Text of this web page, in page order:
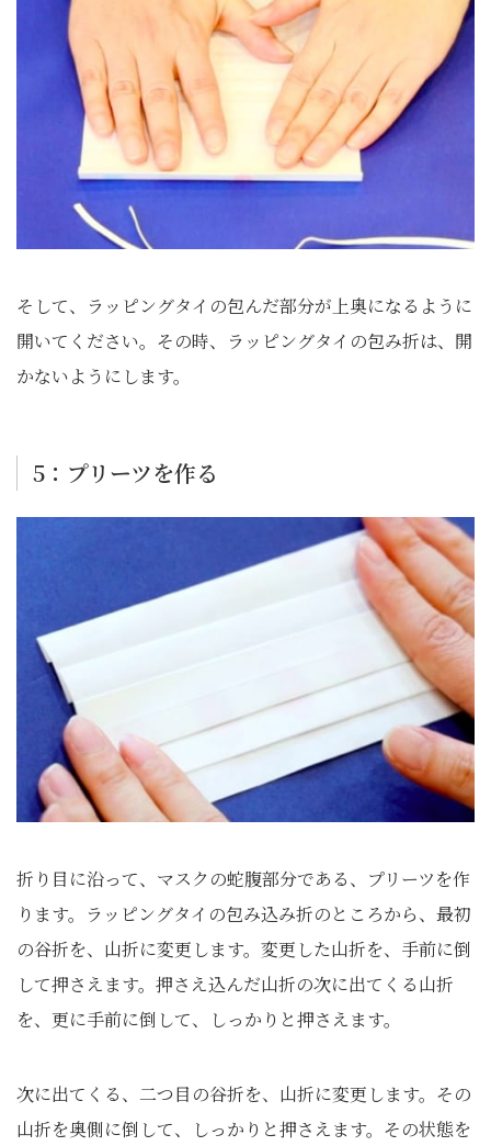
そして、ラッピングタイの包んだ部分が上奥になるように
開いてください。その時、ラッピングタイの包み折は、開
かないようにします。
5：プリーツを作る
折り目に沿って、マスクの蛇腹部分である、プリーツを作
ります。ラッピングタイの包み込み折のところから、最初
の谷折を、山折に変更します。変更した山折を、手前に倒
して押さえます。押さえ込んだ山折の次に出てくる山折
を、更に手前に倒して、しっかりと押さえます。
次に出てくる、二つ目の谷折を、山折に変更します。その
山折を奥側に倒して、しっかりと押さえます。その状態を